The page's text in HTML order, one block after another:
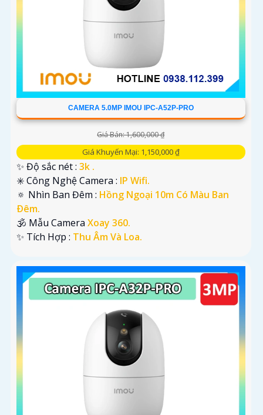
CAMERA 5.0MP IMOU IPC-A52P-PRO
Giá Bán: 1,600,000 ₫
Giá Khuyến Mại: 1,150,000 ₫
✨ Độ sắc nét : 3k .
✳️ Công Nghệ Camera : IP Wifi.
🔅 Nhìn Ban Đêm : Hồng Ngoại 10m Có Màu Ban
Ðêm.
🕉️ Mẫu Camera Xoay 360.
️✨ Tích Hợp : Thu Âm Và Loa.